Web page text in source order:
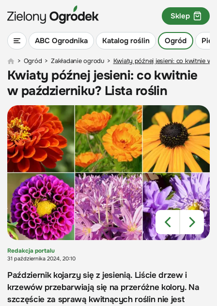
ABC Ogrodnika Katalog roślin Ogród
Sklep
> Ogród > Zakładanie ogrodu > Kwiaty późnej jesieni: co kwitnie w
Kwiaty późnej jesieni: co kwitnie
w październiku? Lista roślin
Redakcja portalu
31 października 2024, 20:10
Październik kojarzy się z jesienią. Liście drzew i
krzewów przebarwiają się na przeróżne kolory. Na
szczęście za sprawą kwitnących roślin nie jest